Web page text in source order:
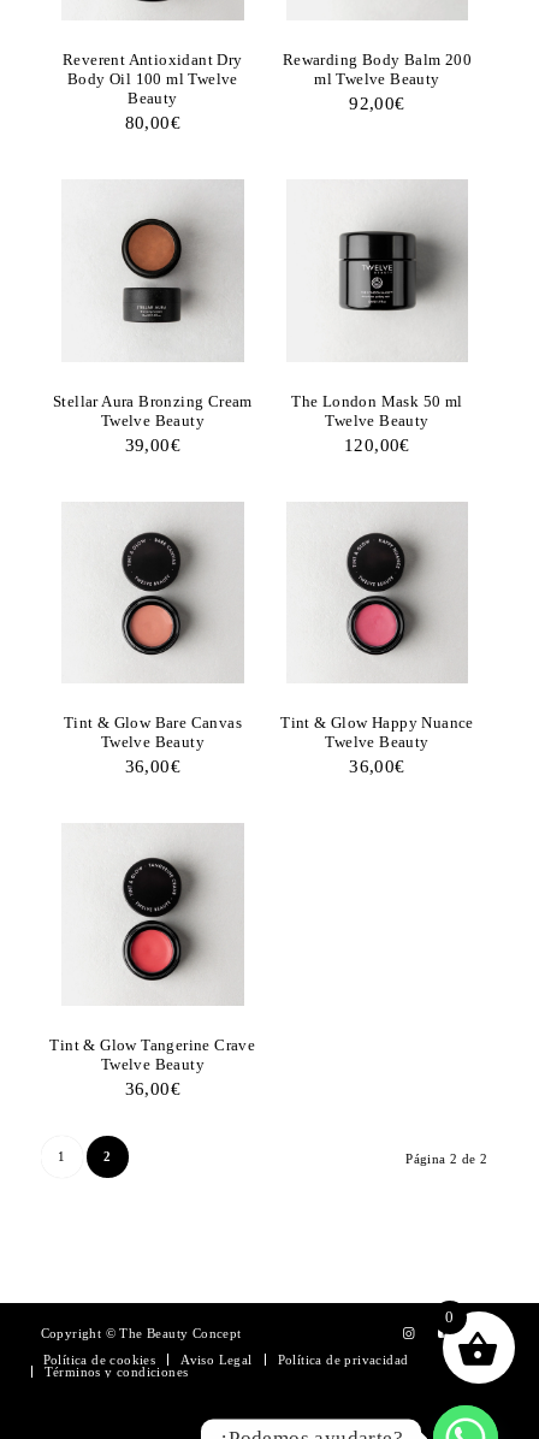
Reverent Antioxidant Dry
Body Oil 100 ml Twelve
Beauty
80,00€
Rewarding Body Balm 200
ml Twelve Beauty
92,00€
Stellar Aura Bronzing Cream
Twelve Beauty
39,00€
The London Mask 50 ml
Twelve Beauty
120,00€
Tint & Glow Bare Canvas
Twelve Beauty
36,00€
Tint & Glow Happy Nuance
Twelve Beauty
36,00€
Tint & Glow Tangerine Crave
Twelve Beauty
36,00€
Página 2 de 2
1 2
Copyright © The Beauty Concept
Política de cookies
Aviso Legal
Política de privacidad
Términos y condiciones
0